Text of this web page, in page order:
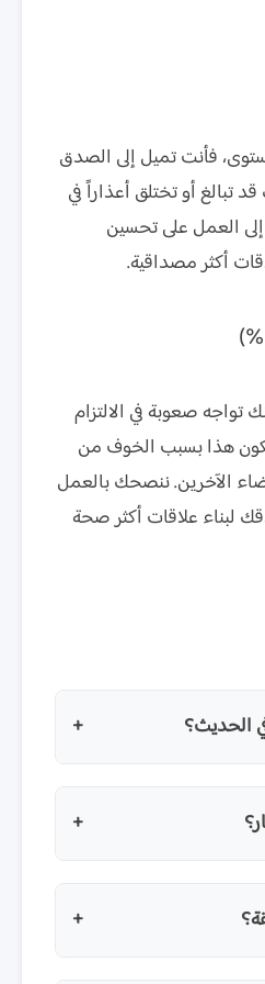
فأنت تميل إلى الصدق
تبالغ أو تختلق أعذاراً في
العمل على تحسين
أكثر مصداقية.
تواجه صعوبة في الالتزام
هذا بسبب الخوف من
الآخرين. ننصحك بالعمل
علاقات أكثر صحة
الحديث؟ +
على اكتشاف مدى
+
الأسئلة السلوكية
+